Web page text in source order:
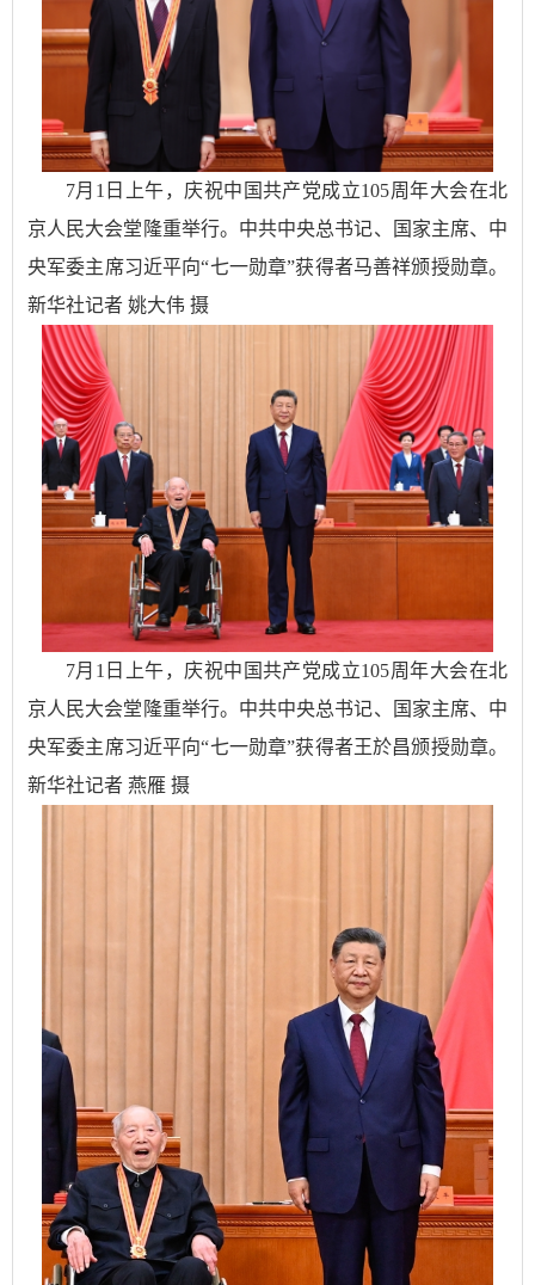
7月1日上午，庆祝中国共产党成立105周年大会在北
京人民大会堂隆重举行。中共中央总书记、国家主席、中
央军委主席习近平向“七一勋章”获得者马善祥颁授勋章。
新华社记者 姚大伟 摄
7月1日上午，庆祝中国共产党成立105周年大会在北
京人民大会堂隆重举行。中共中央总书记、国家主席、中
央军委主席习近平向“七一勋章”获得者王於昌颁授勋章。
新华社记者 燕雁 摄